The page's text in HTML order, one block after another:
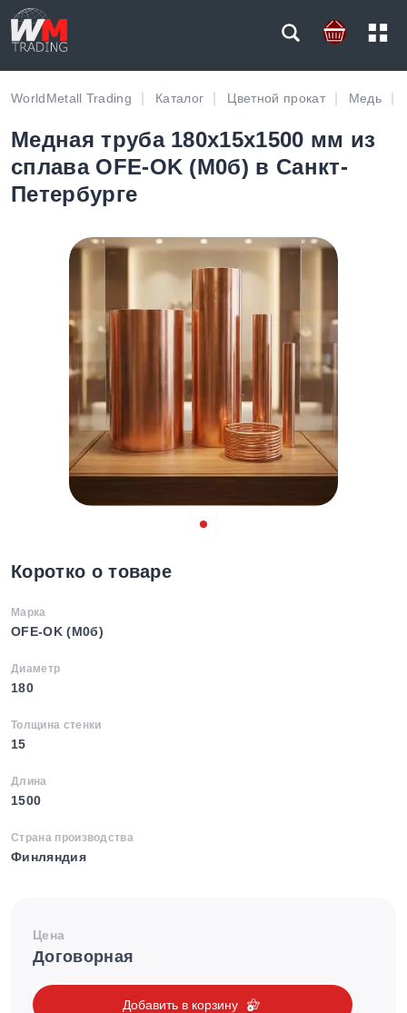
WorldMetall Trading Каталог Цветной прокат Медь
Медная труба 180х15х1500 мм из
сплава OFE-OK (М0б) в Санкт-
Петербурге
Коротко о товаре
Марка
OFE-OK (М0б)
Диаметр
180
Толщина стенки
15
Длина
1500
Страна производства
Финляндия
Цена
Договорная
Добавить в корзину